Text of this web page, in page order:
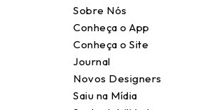
Sobre Nós
Conheça o App
Conheça o Site
Journal
Novos Designers
Saiu na Mídia